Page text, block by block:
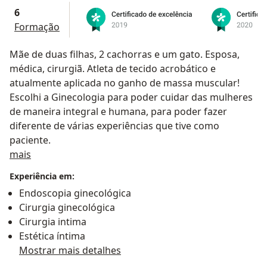
6
Formação
Mãe de duas filhas, 2 cachorras e um gato. Esposa,
médica, cirurgiã. Atleta de tecido acrobático e
atualmente aplicada no ganho de massa muscular!
Escolhi a Ginecologia para poder cuidar das mulheres
de maneira integral e humana, para poder fazer
diferente de várias experiências que tive como
paciente.
mais
Experiência em:
Endoscopia ginecológica
Cirurgia ginecológica
Cirurgia intima
Estética íntima
Mostrar mais detalhes